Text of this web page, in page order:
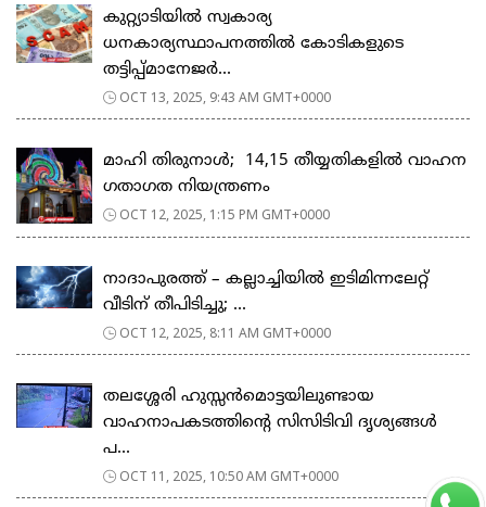
കുറ്റ്യാടിയിൽ സ്വകാര്യ
ധനകാര്യസ്ഥാപനത്തിൽ കോടികളുടെ
തട്ടിപ്പ്മാനേജർ...
OCT 13, 2025, 9:43 AM GMT+0000
മാഹി തിരുനാൾ; 14,15 തീയ്യതികളിൽ വാഹന
ഗതാഗത നിയന്ത്രണം
OCT 12, 2025, 1:15 PM GMT+0000
നാദാപുരത്ത് – കല്ലാച്ചിയിൽ ഇടിമിന്നലേറ്റ്
വീടിന് തീപിടിച്ചു; ...
OCT 12, 2025, 8:11 AM GMT+0000
തലശ്ശേരി ഹുസ്സൻമൊട്ടയിലുണ്ടായ
വാഹനാപകടത്തിന്റെ സിസിടിവി ദൃശ്യങ്ങൾ
പ...
OCT 11, 2025, 10:50 AM GMT+0000